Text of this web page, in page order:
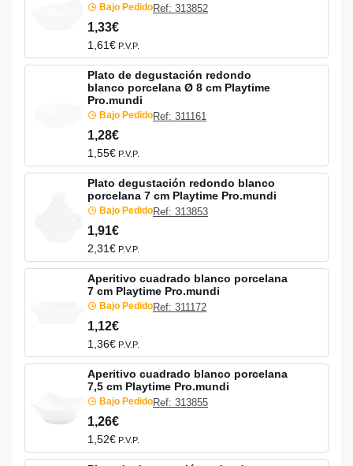
Bajo PedidoRef: 313852
1,33€
1,61€ P.V.P.
Plato de degustación redondo
blanco porcelana Ø 8 cm Playtime
Pro.mundi
Bajo PedidoRef: 311161
1,28€
1,55€ P.V.P.
Plato degustación redondo blanco
porcelana 7 cm Playtime Pro.mundi
Bajo PedidoRef: 313853
1,91€
2,31€ P.V.P.
Aperitivo cuadrado blanco porcelana
7 cm Playtime Pro.mundi
Bajo PedidoRef: 311172
1,12€
1,36€ P.V.P.
Aperitivo cuadrado blanco porcelana
7,5 cm Playtime Pro.mundi
Bajo PedidoRef: 313855
1,26€
1,52€ P.V.P.